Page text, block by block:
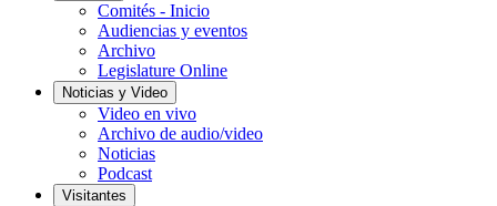
Comités - Inicio
Audiencias y eventos
Archivo
Legislature Online
Noticias y Video
Video en vivo
Archivo de audio/video
Noticias
Podcast
Visitantes